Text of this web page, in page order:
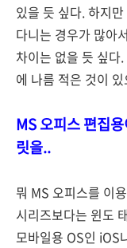
있을 듯 싶다. 하지
다니는 경우가 많아
차이는 없을 듯 싶다
에 나름 적은 것이
MS 오피스 편집
릿을..
뭐 MS 오피스를 이
시리즈보다는 윈도
모바일용 OS인 iOS